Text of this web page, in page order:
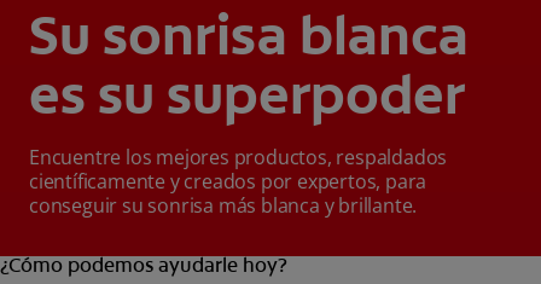
Su sonrisa blanca
es su superpoder
Encuentre los mejores productos, respaldados
científicamente y creados por expertos, para
conseguir su sonrisa más blanca y brillante.
¿Cómo podemos ayudarle hoy?